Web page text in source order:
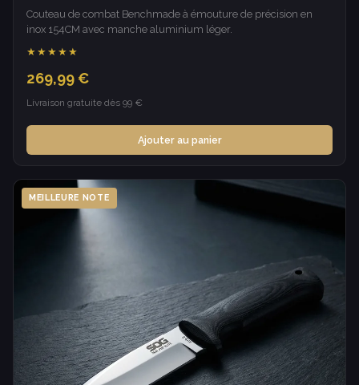
Couteau de combat Benchmade à émouture de précision en
inox 154CM avec manche aluminium léger.
★★★★★
269,99 €
Livraison gratuite dès 99 €
Ajouter au panier
MEILLEURE NOTE